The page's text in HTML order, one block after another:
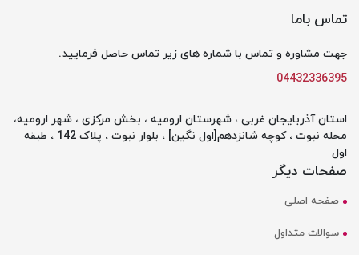
تماس باما
جهت مشاوره و تماس با شماره های زیر تماس حاصل فرمایید.
04432336395
استان آذربایجان غربی ، شهرستان ارومیه ، بخش مرکزی ، شهر ارومیه،
محله نبوت ، کوچه شانزدهم[اول نگین] ، بلوار نبوت ، پلاک 142 ، طبقه
اول
صفحات دیگر
صفحه اصلی
سوالات متداول